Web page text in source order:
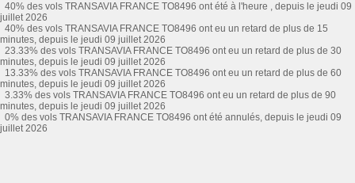
40% des vols TRANSAVIA FRANCE TO8496 ont été à l'heure , depuis le jeudi 09
juillet 2026
40% des vols TRANSAVIA FRANCE TO8496 ont eu un retard de plus de 15
minutes, depuis le jeudi 09 juillet 2026
23.33% des vols TRANSAVIA FRANCE TO8496 ont eu un retard de plus de 30
minutes, depuis le jeudi 09 juillet 2026
13.33% des vols TRANSAVIA FRANCE TO8496 ont eu un retard de plus de 60
minutes, depuis le jeudi 09 juillet 2026
3.33% des vols TRANSAVIA FRANCE TO8496 ont eu un retard de plus de 90
minutes, depuis le jeudi 09 juillet 2026
0% des vols TRANSAVIA FRANCE TO8496 ont été annulés, depuis le jeudi 09
juillet 2026